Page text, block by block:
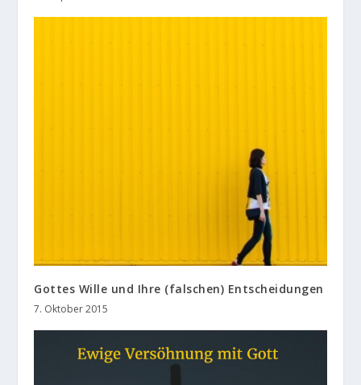
Gottes Wille und Ihre (falschen) Entscheidungen
7. Oktober 2015